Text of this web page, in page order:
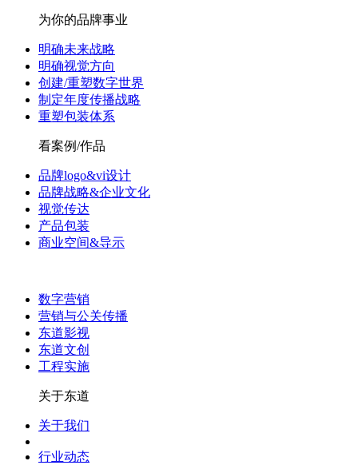
为你的品牌事业
明确未来战略
明确视觉方向
创建/重塑数字世界
制定年度传播战略
重塑包装体系
看案例/作品
品牌logo&vi设计
品牌战略&企业文化
视觉传达
产品包装
商业空间&导示
数字营销
营销与公关传播
东道影视
东道文创
工程实施
关于东道
关于我们
行业动态